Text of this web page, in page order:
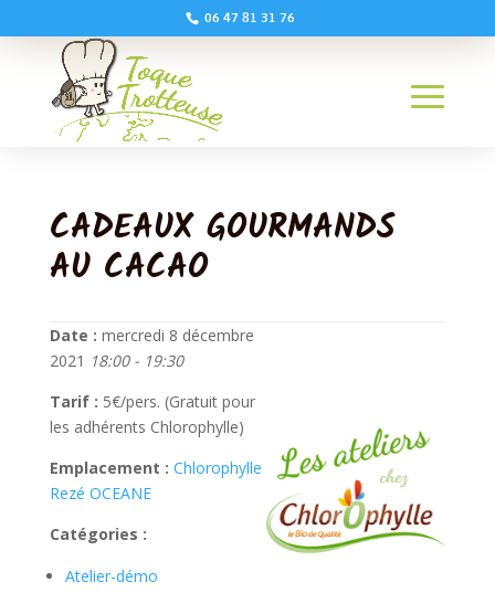
06 47 81 31 76
CADEAUX GOURMANDS
AU CACAO
Date : mercredi 8 décembre
2021 18:00 - 19:30
Tarif : 5€/pers. (Gratuit pour
les adhérents Chlorophylle)
Emplacement : Chlorophylle
Rezé OCEANE
Catégories :
Atelier-démo